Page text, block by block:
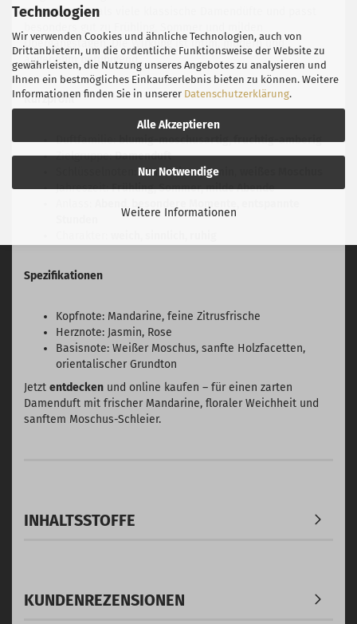
Technologien
Wir verwenden Cookies und ähnliche Technologien, auch von
Drittanbietern, um die ordentliche Funktionsweise der Website zu
gewährleisten, die Nutzung unseres Angebotes zu analysieren und
Ihnen ein bestmögliches Einkaufserlebnis bieten zu können. Weitere
Informationen finden Sie in unserer Datenschutzerklärung.
Alle Akzeptieren
Nur Notwendige
Weitere Informationen
transparenter als viele klassische Damendüfte und passt
Übergangstagen. Die Wirkung ist intim, modern und
angenehm beruhigend.
Kurzprofil
Duftfamilie:blumig-moschusartig, fruchtig-amberig
Zielgruppe:Damenduft
Schlüsselnoten:Mandarine,Jasmin
Jahreszeit:Frühling, Sommer, milde Abende
Abend, besondere Momente, entspannte
Spezifikationen
Kopfnote: Mandarine, feine Zitrusfrische
Herznote: Jasmin, Rose
Basisnote: Weißer Moschus, sanfte Holzfacetten,
orientalischer Grundton
Jetzt entdecken und online kaufen – für einen zarten
Damenduft mit frischer Mandarine, floraler Weichheit und
sanftem Moschus-Schleier.
INHALTSSTOFFE
KUNDENREZENSIONEN